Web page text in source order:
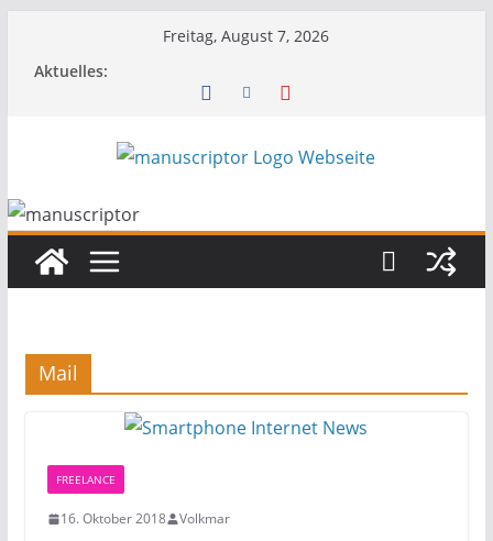
Freitag, August 7, 2026
Aktuelles:
Mail
FREELANCE
16. Oktober 2018 Volkmar